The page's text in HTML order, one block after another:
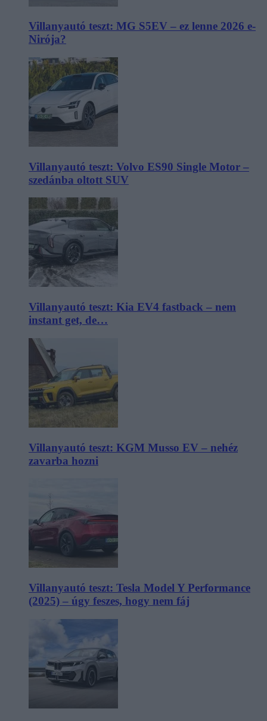
Villanyautó teszt: MG S5EV – ez lenne 2026 e-
Nirója?
Villanyautó teszt: Volvo ES90 Single Motor –
szedánba oltott SUV
Villanyautó teszt: Kia EV4 fastback – nem
instant get, de…
Villanyautó teszt: KGM Musso EV – nehéz
zavarba hozni
Villanyautó teszt: Tesla Model Y Performance
(2025) – úgy feszes, hogy nem fáj